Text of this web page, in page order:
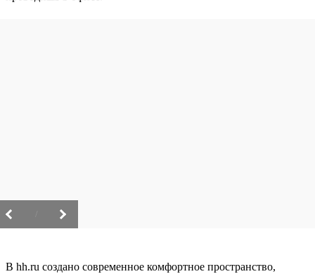
В hh.ru создано современное комфортное пространство,